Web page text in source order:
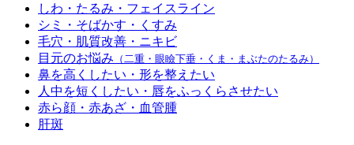
しわ・たるみ・フェイスライン
シミ・そばかす・くすみ
毛穴・肌質改善・ニキビ
目元のお悩み （二重・眼瞼下垂・くま・まぶたのたるみ）
鼻を高くしたい・形を整えたい
人中を短くしたい・唇をふっくらさせたい
赤ら顔・赤あざ・血管腫
肝斑